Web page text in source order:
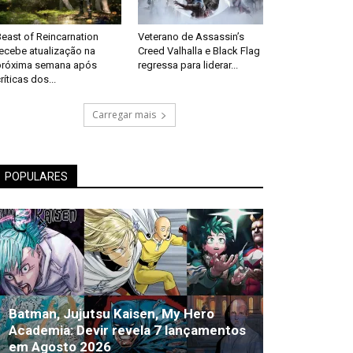
of Reincarnation
atualização na
semana após
dos...
Veterano de Assassin’s
Creed Valhalla e Black Flag
regressa para liderar...
Carregar mais
POPULARES
Batman, Jujutsu Kaisen, My Hero
Academia: Devir revela 7 lançamentos
em Agosto 2026